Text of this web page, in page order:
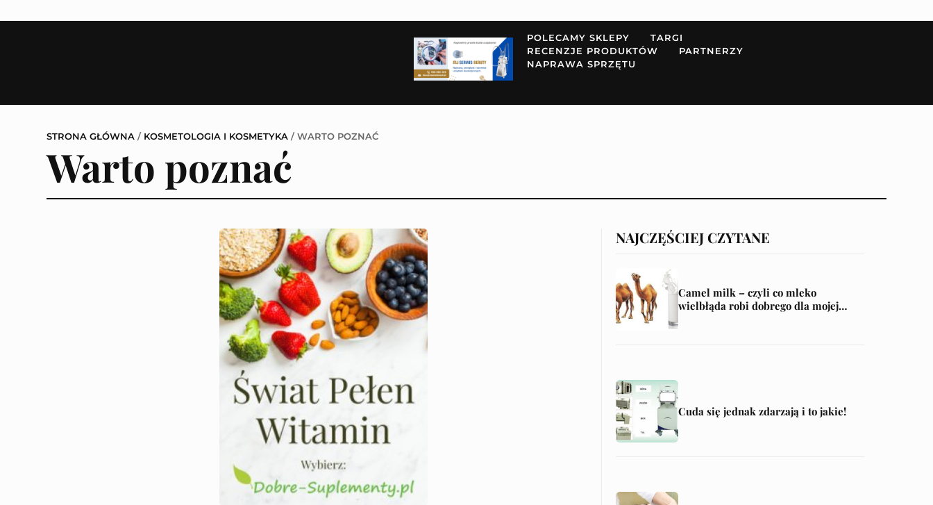
POLECAMY SKLEPY
TARGI
RECENZJE PRODUKTÓW
PARTNERZY
NAPRAWA SPRZĘTU
STRONA GŁÓWNA / KOSMETOLOGIA I KOSMETYKA /WARTO POZNAĆ
Warto poznać
NAJCZĘŚCIEJ CZYTANE
Camel milk – czyli co mleko
wielbłąda robi dobrego dla mojej
Cuda się jednak zdarzają i to jakie!